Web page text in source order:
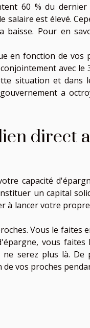
60 % du
salaire est élevé.
Pour en
en fonction de vos
avec le
situation et dans
a
direct
capacité
un capital
à lancer votre
Vous le faites
vous
serez plus là. De
de vos proches